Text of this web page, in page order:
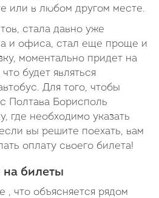
или в любом другом месте.
стала давно уже
и офиса, стал еще проще и
моментально придет на
будет являться
Для того, чтобы
Полтава Борисполь
где необходимо указать
вы решите поехать, вам
оплату своего билета!
на билеты
, что объясняется рядом